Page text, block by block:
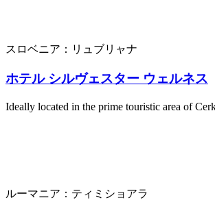
スロベニア：リュブリャナ
ホテル シルヴェスター ウェルネス
Ideally located in the prime touristic area of
ルーマニア：ティミショアラ